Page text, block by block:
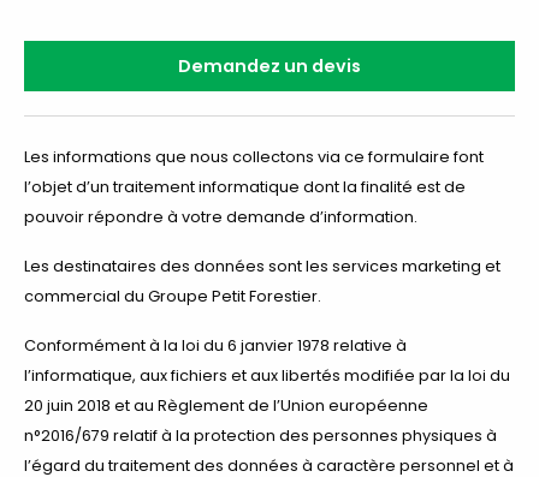
Les informations que nous collectons via ce formulaire font
l’objet d’un traitement informatique dont la finalité est de
pouvoir répondre à votre demande d’information.
Les destinataires des données sont les services marketing et
commercial du Groupe Petit Forestier.
Conformément à la loi du 6 janvier 1978 relative à
l’informatique, aux fichiers et aux libertés modifiée par la loi du
20 juin 2018 et au Règlement de l’Union européenne
n°2016/679 relatif à la protection des personnes physiques à
l’égard du traitement des données à caractère personnel et à